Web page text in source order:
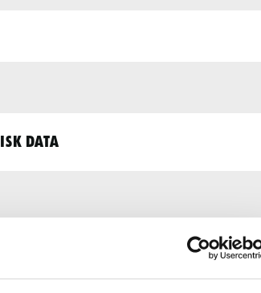
data